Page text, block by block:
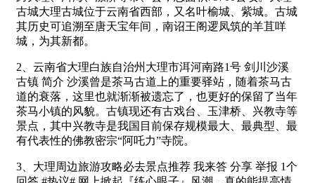
古城大理古城位于云南省西部，又名叶榆城、紫城。古城
其历史可追溯至唐天宝年间，南诏王阁逻凤筑的羊苴咩
城，为其新都。
2、云南省大理白族自治州大理市洱河南路1号 剑川沙溪
古镇 简介 沙溪曾是茶马古道上的重要驿站，随着茶马古
道的衰落，这里也就渐渐被遗忘了，也更好的保留了当年
茶马小镇的风貌。古镇现还有古戏台、玉津桥、兴教寺等
景点，其中兴教寺是我国目前保存规模最大、最典型、最
有代表性的佛教密宗“阿吒力”寺院。
3、大理周边旅游攻略必去景点推荐 我来答 分享 举报 1个